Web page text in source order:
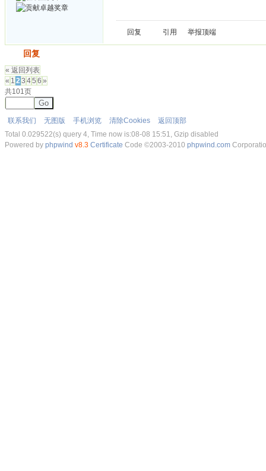
回复 引用 举报顶端
回复
« 返回列表
« 1 23 45 6 »
共101页
Go
联系我们 无图版 手机浏览 清除Cookies
返回顶部
Total 0.029522(s) query 4, Time now is:08-08 15:51, Gzip disabled
Powered by phpwind v8.3 Certificate Code ©2003-2010 phpwind.com